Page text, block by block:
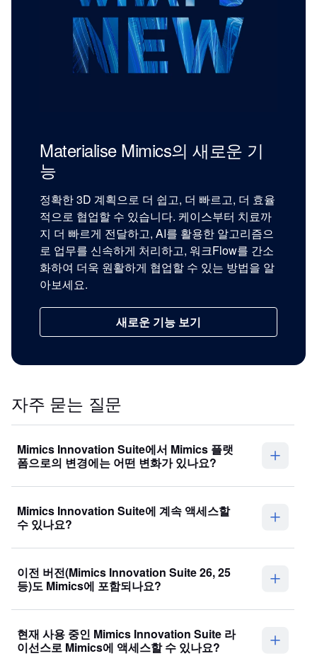
Materialise Mimics의 새로운 기
능
정확한 3D 계획으로 더 쉽고, 더 빠르고, 더 효율
적으로 협업할 수 있습니다. 케이스부터 치료까
지 더 빠르게 전달하고, AI를 활용한 알고리즘으
로 업무를 신속하게 처리하고, 워크Flow를 간소
화하여 더욱 원활하게 협업할 수 있는 방법을 알
아보세요.
새로운 기능 보기
자주 묻는 질문
Mimics Innovation Suite에서 Mimics 플랫
폼으로의 변경에는 어떤 변화가 있나요?
Mimics Innovation Suite에 계속 액세스할
수 있나요?
이전 버전(Mimics Innovation Suite 26, 25
등)도 Mimics에 포함되나요?
현재 사용 중인 Mimics Innovation Suite 라
이선스로 Mimics에 액세스할 수 있나요?